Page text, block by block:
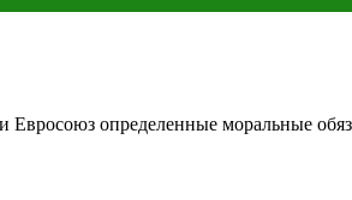
определенные моральные